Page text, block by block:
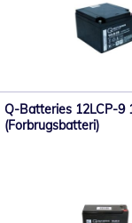
Q-Batteries 12LCP-9
(Forbrugsbatteri)